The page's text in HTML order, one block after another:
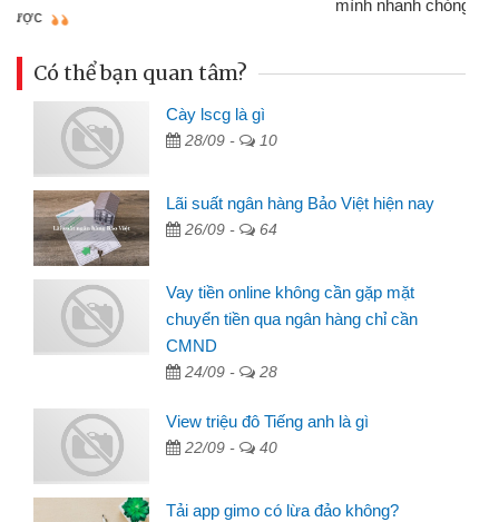
Có thể bạn quan tâm?
Cày lscg là gì
28/09 - 10
Lãi suất ngân hàng Bảo Việt hiện nay
26/09 - 64
Vay tiền online không cần gặp mặt
chuyển tiền qua ngân hàng chỉ cần
CMND
24/09 - 28
View triệu đô Tiếng anh là gì
22/09 - 40
Tải app gimo có lừa đảo không?